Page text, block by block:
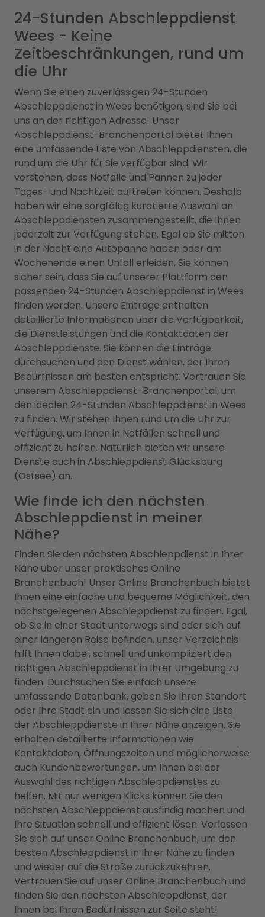
24-Stunden Abschleppdienst
Wees - Keine
Zeitbeschränkungen, rund um
die Uhr
Wenn Sie einen zuverlässigen 24-Stunden
Abschleppdienst in Wees benötigen, sind Sie bei
uns an der richtigen Adresse! Unser
Abschleppdienst-Branchenportal bietet Ihnen
eine umfassende Liste von Abschleppdiensten, die
rund um die Uhr für Sie verfügbar sind. Wir
verstehen, dass Notfälle und Pannen zu jeder
Tages- und Nachtzeit auftreten können. Deshalb
haben wir eine sorgfältig kuratierte Auswahl an
Abschleppdiensten zusammengestellt, die Ihnen
jederzeit zur Verfügung stehen. Egal ob Sie mitten
in der Nacht eine Autopanne haben oder am
Wochenende einen Unfall erleiden, Sie können
sicher sein, dass Sie auf unserer Plattform den
passenden 24-Stunden Abschleppdienst in Wees
finden werden. Unsere Einträge enthalten
detaillierte Informationen über die Verfügbarkeit,
die Dienstleistungen und die Kontaktdaten der
Abschleppdienste. Sie können die Einträge
durchsuchen und den Dienst wählen, der Ihren
Bedürfnissen am besten entspricht. Vertrauen Sie
unserem Abschleppdienst-Branchenportal, um
den idealen 24-Stunden Abschleppdienst in Wees
zu finden. Wir stehen Ihnen rund um die Uhr zur
Verfügung, um Ihnen in Notfällen schnell und
effizient zu helfen. Natürlich bieten wir unsere
Dienste auch in Abschleppdienst Glücksburg
(Ostsee) an.
Wie finde ich den nächsten
Abschleppdienst in meiner
Nähe?
Finden Sie den nächsten Abschleppdienst in Ihrer
Nähe über unser praktisches Online
Branchenbuch! Unser Online Branchenbuch bietet
Ihnen eine einfache und bequeme Möglichkeit, den
nächstgelegenen Abschleppdienst zu finden. Egal,
ob Sie in einer Stadt unterwegs sind oder sich auf
einer längeren Reise befinden, unser Verzeichnis
hilft Ihnen dabei, schnell und unkompliziert den
richtigen Abschleppdienst in Ihrer Umgebung zu
finden. Durchsuchen Sie einfach unsere
umfassende Datenbank, geben Sie Ihren Standort
oder Ihre Stadt ein und lassen Sie sich eine Liste
der Abschleppdienste in Ihrer Nähe anzeigen. Sie
erhalten detaillierte Informationen wie
Kontaktdaten, Öffnungszeiten und möglicherweise
auch Kundenbewertungen, um Ihnen bei der
Auswahl des richtigen Abschleppdienstes zu
helfen. Mit nur wenigen Klicks können Sie den
nächsten Abschleppdienst ausfindig machen und
Ihre Situation schnell und effizient lösen. Verlassen
Sie sich auf unser Online Branchenbuch, um den
besten Abschleppdienst in Ihrer Nähe zu finden
und wieder auf die Straße zurückzukehren.
Vertrauen Sie auf unser Online Branchenbuch und
finden Sie den nächsten Abschleppdienst, der
Ihnen bei Ihren Bedürfnissen zur Seite steht!